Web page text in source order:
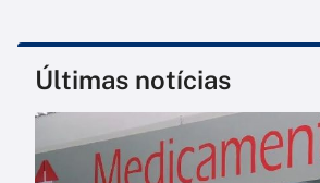
Últimas notícias